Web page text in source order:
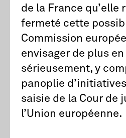
de la France qu’elle
fermeté cette
Commission
envisager de plus
sérieusement, y
panoplie
saisie de la Cour de
l’Union européenne.